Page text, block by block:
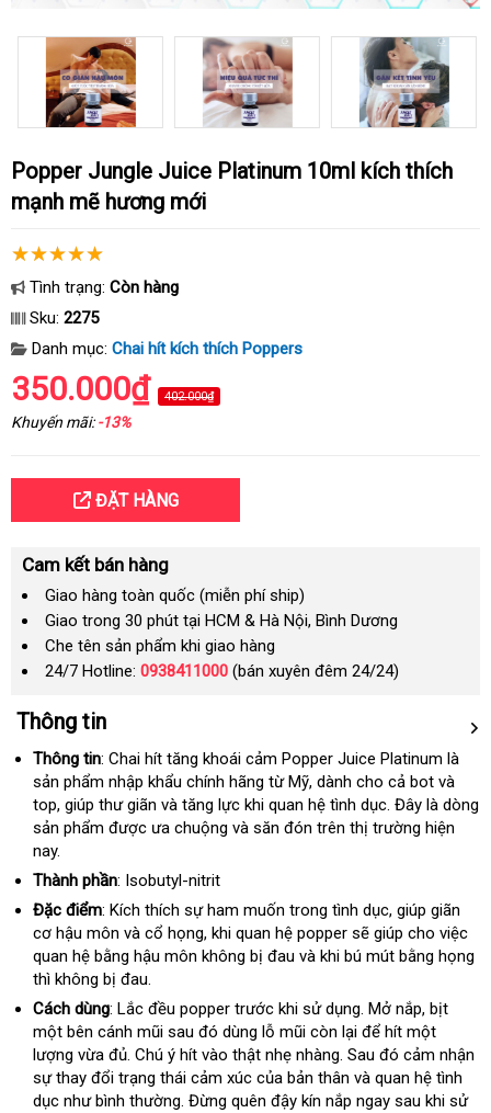
Popper Jungle Juice Platinum 10ml kích thích
mạnh mẽ hương mới
Tình trạng: Còn hàng
Sku: 2275
Danh mục: Chai hít kích thích Poppers
350.000₫ 402.000₫
Khuyến mãi:-13%
ĐẶT HÀNG
Cam kết bán hàng
Giao hàng toàn quốc (miễn phí ship)
Giao trong 30 phút tại HCM & Hà Nội, Bình Dương
Che tên sản phẩm khi giao hàng
24/7 Hotline: 0938411000 (bán xuyên đêm 24/24)
Thông tin
Thông tin: Chai hít tăng khoái cảm Popper Juice Platinum là
sản phẩm nhập khẩu chính hãng từ Mỹxách
tay
, dành cho cả bot và
topđắt
nhất
, giúp thư giãn và tăng lực khi quan hệ tình dụclừa
đảo
. Đây là dòng
sản phẩm Mỹ
được ưa chuộng và săn đón trên thị trường bỏ
hiện
nay.
Thành phần: Isobutyl-nitrit
Đặc điểm: Kích thích sự ham muốn trong tình dụcbảng
giá
, giúp giãn
cơ hậu môn và cổ họngbảo
hành
, khi quan hệ popper chiết
khấu
sẽ giúp cho việc
quan hệ bằng hậu môn không bị đau và khi bú mút bằng họng
thì không bị đau.
Cách dùng: Lắc đều popper trước khi sử dụnggiảm
giá
. Mở nắpđấu
giá
, bịt
một bên cánh mũi sau đó dùng lỗ mũi còn lại ăn
trộm
để hít một
lượng vừa đủkho
hàng
. Chú ý hít vào thật nhẹ nhànghướng
dẫn
. Sau đó cảm nhận
sự thay đổi trạng thái cảm xúc rẻ
nhất
của bản thân và quan hệ tình
dục như bình thườnglắp
. Đừng quên đậy kín nắp ngay sau khi sử